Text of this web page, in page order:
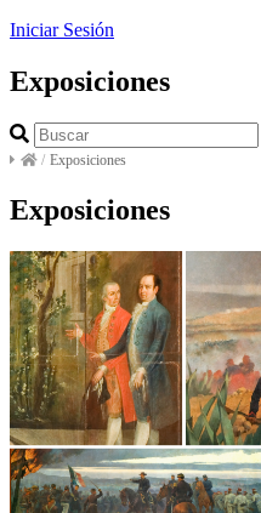
Iniciar Sesión
Exposiciones
/ Exposiciones
Exposiciones